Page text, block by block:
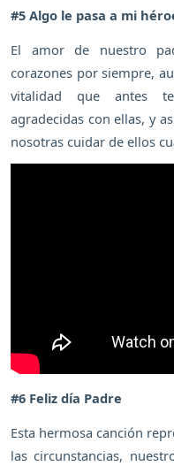
#5 Algo le pasa a mi
El amor de nuestro
corazones por siempre,
vitalidad que antes
agradecidas con ellas, y
nosotras cuidar de ellos
#6 Feliz día Padre
Esta hermosa canción
las circunstancias,